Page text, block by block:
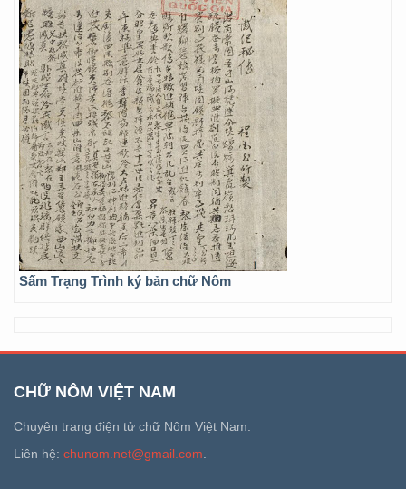
Sấm Trạng Trình ký bản chữ Nôm
CHỮ NÔM VIỆT NAM
Chuyên trang điện tử chữ Nôm Việt Nam.
Liên hệ: chunom.net@gmail.com